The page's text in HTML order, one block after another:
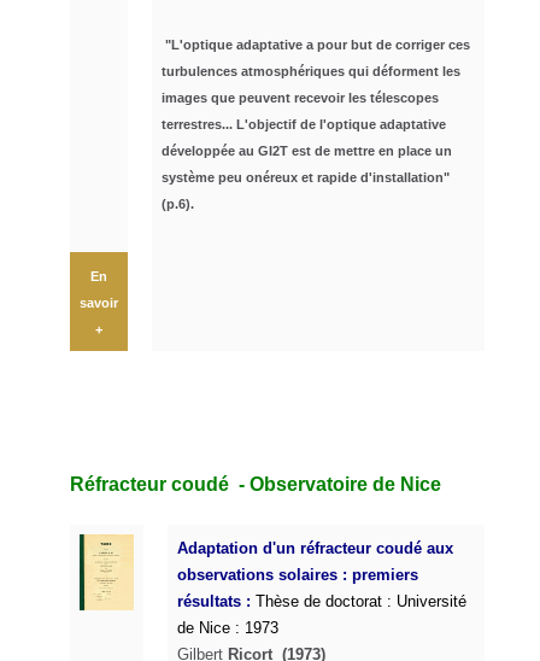
"L'optique adaptative a pour but de corriger ces
turbulences atmosphériques qui déforment les
images que peuvent recevoir les télescopes
terrestres... L'objectif de l'optique adaptative
développée au GI2T est de mettre en place un
système peu onéreux et rapide d'installation"
(p.6).
En
savoir
+
Réfracteur coudé - Observatoire de Nice
Adaptation d'un réfracteur coudé aux
observations solaires : premiers
résultats : Thèse de doctorat : Université
de Nice : 1973
Gilbert Ricort (1973)